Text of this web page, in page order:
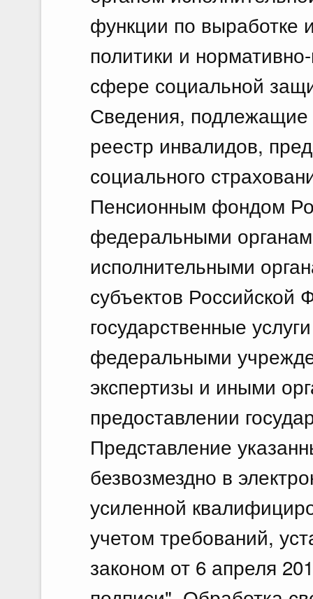
функции по выработке
политики и
сфере социальной
Сведения,
реестр инвалидов,
социального
Пенсионным фондом
федеральными
исполнительными
субъектов
государственные
федеральными
экспертизы и иными
предоставлении
Представление
безвозмездно в
усиленной
учетом требований,
законом от 6 апреля